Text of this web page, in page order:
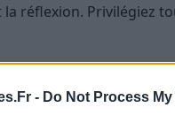
- Do Not Process
réflexion. Privilégiez
le miroir peut